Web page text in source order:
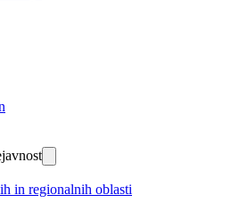
in regionalnih oblasti